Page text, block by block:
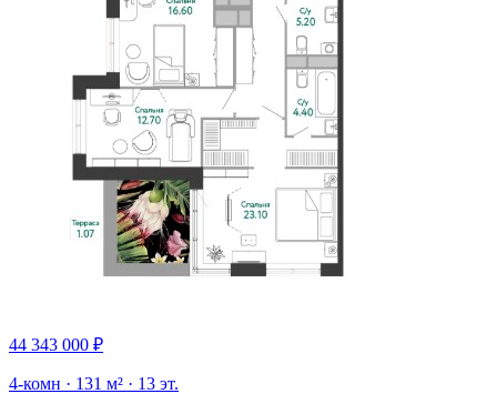
44 343 000 ₽
4-комн · 131 м² · 13 эт.